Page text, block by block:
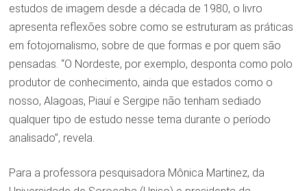
estudos de imagem desde a década de 1980, o livro
apresenta reflexões sobre como se estruturam as práticas
em fotojornalismo, sobre de que formas e por quem são
pensadas. “O Nordeste, por exemplo, desponta como polo
produtor de conhecimento, ainda que estados como o
nosso, Alagoas, Piauí e Sergipe não tenham sediado
qualquer tipo de estudo nesse tema durante o período
analisado”, revela.
Para a professora pesquisadora Mônica Martinez, da